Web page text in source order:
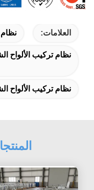
العلامات:
نظام تركيب الألواح
نظام تركيب الألواح